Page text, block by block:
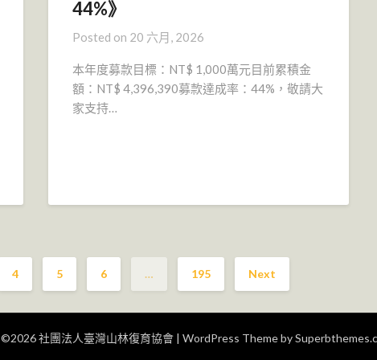
44%》
Posted on 20 六月, 2026
本年度募款目標：NT$ 1,000萬元目前累積金
額：NT$ 4,396,390募款達成率：44%，敬請大
家支持…
4 5 6 … 195 Next
©2026 社團法人臺灣山林復育協會 | WordPress Theme by